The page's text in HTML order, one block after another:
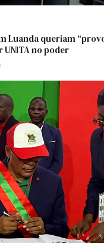
Luanda queriam
UNITA no poder